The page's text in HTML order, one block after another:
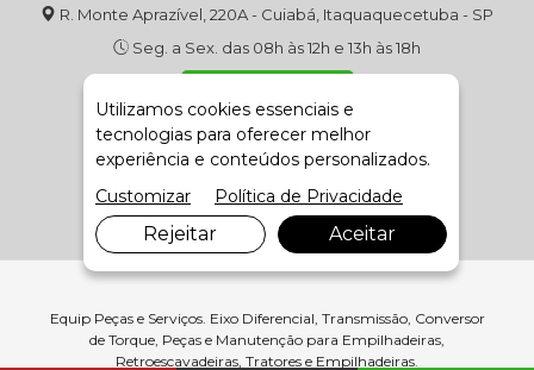
R. Monte Aprazível, 220A - Cuiabá, Itaquaquecetuba - SP
Seg. a Sex. das 08h às 12h e 13h às 18h
Fale com Vendas
Equip Peças e Serviços. Eixo Diferencial, Transmissão, Conversor
de Torque, Peças e Manutenção para Empilhadeiras,
Retroescavadeiras, Tratores e Empilhadeiras.
Utilizamos cookies essenciais e
tecnologias para oferecer melhor
experiência e conteúdos personalizados.
Customizar
Política de Privacidade
Rejeitar Aceitar